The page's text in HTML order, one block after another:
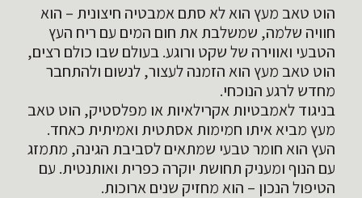
הוט טאב מעץ הוא לא סתם אמבטיה חיצונית – הוא
חוויה שלמה, שמשלבת את חום המים עם ריח העץ
הטבעי ואווירה של שקט ורוגע. בעולם שבו כולם רצים,
הוט טאב מעץ הוא הזמנה לעצור, לנשום ולהתחבר
מחדש לרגע הנוכחי.
בניגוד לאמבטיות אקרילאיות או מפלסטיק, הוט טאב
מעץ מביא איתו חמימות אסתטית ואמיתית כאחד.
העץ הוא חומר טבעי שמתאים לסביבת הגינה, מתמזג
עם הנוף ומעניק תחושת יוקרה כפרית ואותנטית. עם
הטיפול הנכון – הוא מחזיק שנים ארוכות.